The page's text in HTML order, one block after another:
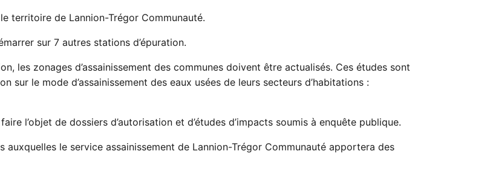
territoire de Lannion-Trégor Communauté.
sur 7 autres stations d’épuration.
les zonages d’assainissement des communes doivent être actualisés. Ces études sont
sur le mode d’assainissement des eaux usées de leurs secteurs d’habitations :
l’objet de dossiers d’autorisation et d’études d’impacts soumis à enquête publique.
le service assainissement de Lannion-Trégor Communauté apportera des